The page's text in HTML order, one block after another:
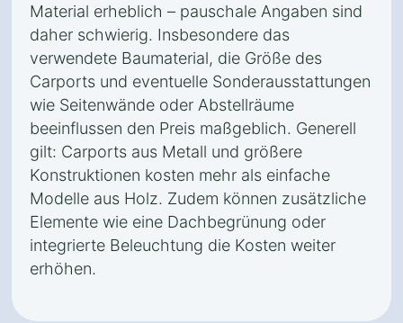
Material erheblich – pauschale Angaben sind
daher schwierig. Insbesondere das
verwendete Baumaterial, die Größe des
Carports und eventuelle Sonderausstattungen
wie Seitenwände oder Abstellräume
beeinflussen den Preis maßgeblich. Generell
gilt: Carports aus Metall und größere
Konstruktionen kosten mehr als einfache
Modelle aus Holz. Zudem können zusätzliche
Elemente wie eine Dachbegrünung oder
integrierte Beleuchtung die Kosten weiter
erhöhen.